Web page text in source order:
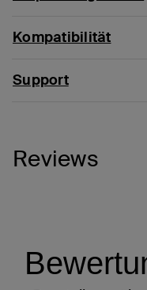
Kompatibilität
Support
Reviews